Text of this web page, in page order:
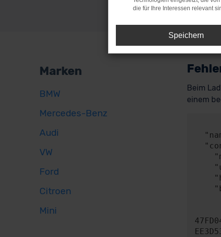
Marken
BMW
Mercedes-Benz
Audi
VW
Ford
Citroen
Mini
Beim
einem
die für Ihre Interessen relevant
Speichern